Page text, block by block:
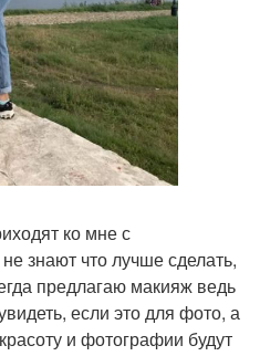
ко мне с
знают что лучше сделать,
предлагаю макияж ведь
если это для фото, а
и фотографии будут